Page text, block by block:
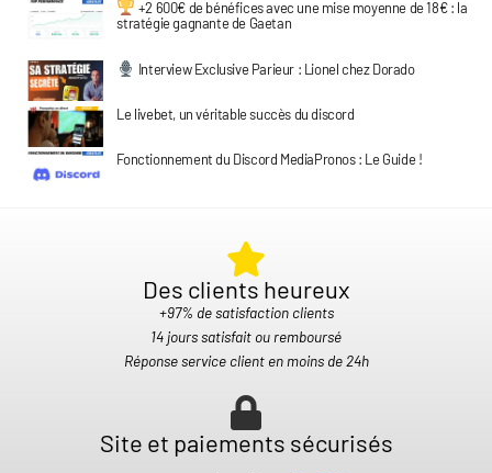
+2 600€ de bénéfices avec une mise moyenne de 18€ : la
stratégie gagnante de Gaetan
Interview Exclusive Parieur : Lionel chez Dorado
Le livebet, un véritable succès du discord
Fonctionnement du Discord MediaPronos : Le Guide !
Des clients heureux​
+97% de satisfaction clients
14 jours satisfait ou remboursé
Réponse service client en moins de 24h
Site et paiements sécurisés